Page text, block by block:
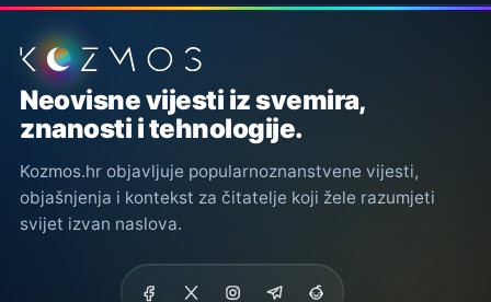
Podnožje stranice
Neovisne vijesti iz svemira,
znanosti i tehnologije.
Kozmos.hr objavljuje popularnoznanstvene vijesti,
objašnjenja i kontekst za čitatelje koji žele razumjeti
svijet izvan naslova.